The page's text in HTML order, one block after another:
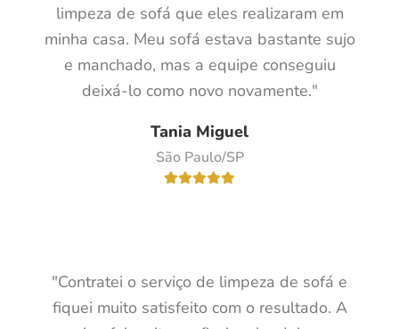
limpeza de sofá que eles realizaram em
minha casa. Meu sofá estava bastante sujo
e manchado, mas a equipe conseguiu
deixá-lo como novo novamente."
Tania Miguel
São Paulo/SP
"Contratei o serviço de limpeza de sofá e
fiquei muito satisfeito com o resultado. A